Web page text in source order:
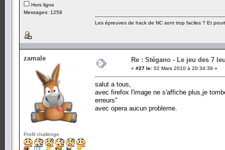
Hors ligne
Messages: 1258
Les épreuves de hack de NC sont trop faciles ? Et
zamale
Profil challenge
Re : Stégano - Le jeu des 7
« #27 le: 02 Mars 2010 à 20:34:39 »
salut a tous,
avec firefox l'image ne s'affiche plus,je
erreurs"
avec opera aucun probleme.